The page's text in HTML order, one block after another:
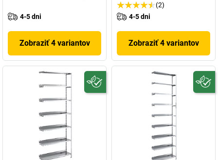
4-5 dni
Zobraziť 4 variantov
(2)
4-5 dni
Zobraziť 4 variantov